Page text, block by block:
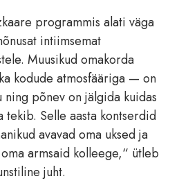
programmis alati väga
intiimsemat
Muusikud omakorda
kodude atmosfääriga — on
põnev on jälgida kuidas
tekib. Selle aasta kontserdid
avavad oma uksed ja
armsaid kolleege,“ ütleb
juht.